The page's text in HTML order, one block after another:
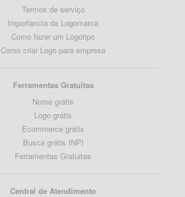
Termos de serviço
Importancia da Logomarca
Como fazer um Logotipo
Como criar Logo para empresa
Ferramentas Gratuitas
Nome grátis
Logo grátis
Ecommerce grátis
Busca grátis INPI
Ferramentas Gratuitas
Central de Atendimento